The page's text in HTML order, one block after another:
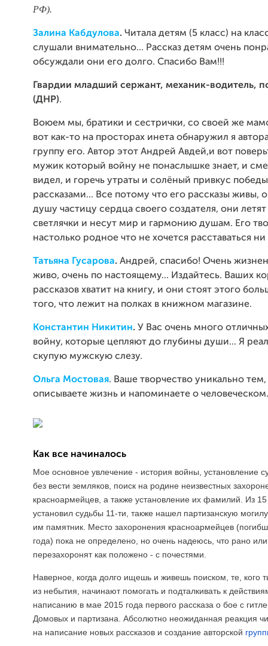
РФ).
Залина Кабдулова. Читала детям (5 класс) на
слушали внимательно... Рассказ детям очень
обсуждали они его долго. Спасибо Вам!!!
Гвардии младший сержант, механик-водитель,
(ДНР).
Воюем мы, братики и сестрички, со своей же
вот как-то на просторах инета обнаружил я
группу его. Автор этот Андрей Авдей,и вот
мужик который войну не понаслышке знает, и
видел, и горечь утраты и солёный привкус
рассказами... Все потому что его рассказы
душу частицу сердца своего создателя, они
светлячки и несут мир и гармонию душам. Его
настолько родное что не хочется расставаться
Татьяна Гусарова. Андрей, спасибо! Очень
живо, очень по настоящему... Издайтесь. Ваших
рассказов хватит на книгу, и они стоят этого
того, что лежит на полках в книжном магазине.
Константин Никитин. У Вас очень много
войну, которые цепляют до глубины души... Я
скупую мужскую слезу.
Ольга Мостовая. Ваше творчество уникально тем,
описываете жизнь и напоминаете о человеческом.
Как все начиналось
Мое основное увлечение - история войны, установление
без вести земляков, поиск на родине неизвестных
красноармейцев, а также установление их фамилий. Из
установил судьбы 11-ти, также нашел партизанскую
им памятник. Место захоронения красноармейцев
года) пока не определено, но очень надеюсь, что рано
перезахоронят как положено - с почестями.
Наверное, когда долго ищешь и живешь поиском, те, кого
из небытия, начинают помогать и подталкивать к
написанию в мае 2015 года первого рассказа о бое с
Домовых и партизана. Абсолютно неожиданная реакция
на написание новых рассказов и создание авторской